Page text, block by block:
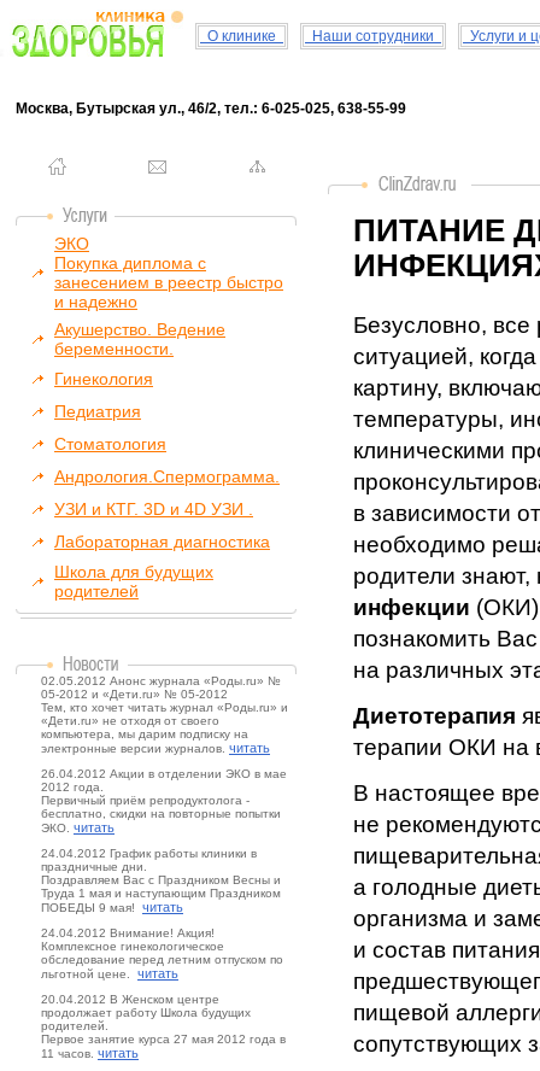
О клинике Наши сотрудники Услуги и
Москва, Бутырская ул., 46/2, тел.: 6-025-025, 638-55-99
ЭКО
Покупка диплома с
занесением в реестр быстро
и надежно
Акушерство. Ведение
беременности.
Гинекология
Педиатрия
Стоматология
Андрология.Спермограмма.
УЗИ и КТГ. 3D и 4D УЗИ .
Лабораторная диагностика
Школа для будущих
родителей
02.05.2012 Анонс журнала «Роды.ru» №
05-2012 и «Дети.ru» № 05-2012
Тем, кто хочет читать журнал «Роды.ru» и
«Дети.ru» не отходя от своего
компьютера, мы дарим подписку на
электронные версии журналов. читать
26.04.2012 Акции в отделении ЭКО в мае
2012 года.
Первичный приём репродуктолога -
бесплатно, скидки на повторные попытки
ЭКО. читать
24.04.2012 График работы клиники в
праздничные дни.
Поздравляем Вас с Праздником Весны и
Труда 1 мая и наступающим Праздником
ПОБЕДЫ 9 мая! читать
24.04.2012 Внимание! Акция!
Комплексное гинекологическое
обследование перед летним отпуском по
льготной цене. читать
20.04.2012 В Женском центре
продолжает работу Школа будущих
родителей.
Первое занятие курса 27 мая 2012 года в
11 часов. читать
ПИТАНИЕ
Безусловно, все
ситуацией,
картину,
температуры,
клиническими
в зависимости
необходимо
родители
инфекции (ОКИ)
познакомить
на различных
Диетотерапия
терапии ОКИ на
В настоящее
не
а голодные
организма и
и состав
пищевой
сопутствующих